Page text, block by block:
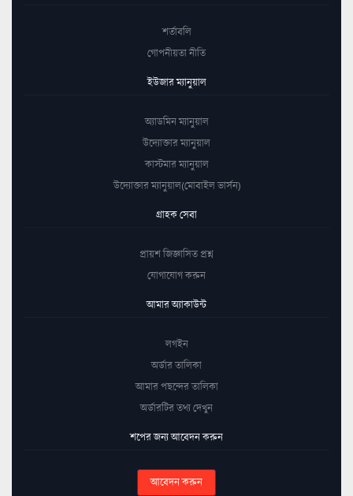
শর্তাবলি
গোপনীয়তা নীতি
ইউজার ম্যানুয়াল
অ্যাডমিন ম্যানুয়াল
উদ্যোক্তার ম্যানুয়াল
কাস্টমার ম্যানুয়াল
উদ্যোক্তার ম্যানুয়াল(মোবাইল ভার্সন)
গ্রাহক সেবা
প্রায়শ জিজ্ঞাসিত প্রশ্ন
যোগাযোগ করুন
আমার অ্যাকাউন্ট
লগইন
অর্ডার তালিকা
আমার পছন্দের তালিকা
অর্ডারটির তথ্য দেখুন
শপের জন্য আবেদন করুন
আবেদন করুন